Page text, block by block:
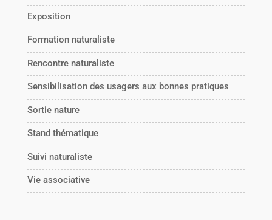
Exposition
Formation naturaliste
Rencontre naturaliste
Sensibilisation des usagers aux bonnes pratiques
Sortie nature
Stand thématique
Suivi naturaliste
Vie associative